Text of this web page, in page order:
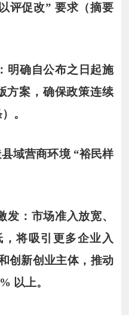
评促改” 要求（摘要
：明确自公布之日起施
方案，确保政策连续
。
域营商环境 “裕民样
发 ：市场准入放宽、
将吸引更多企业入
创新创业主体，推动
以上。